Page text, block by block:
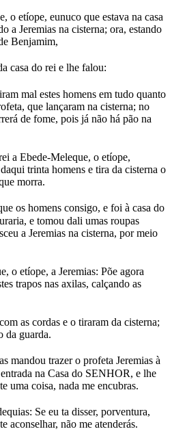
o etíope, eunuco que estava na casa
a Jeremias na cisterna; ora, estando
Benjamim,
casa do rei e lhe falou:
mal estes homens em tudo quanto
que lançaram na cisterna; no
de fome, pois já não há pão na
a Ebede-Meleque, o etíope,
trinta homens e tira da cisterna o
morra.
os homens consigo, e foi à casa do
e tomou dali umas roupas
a Jeremias na cisterna, por meio
o etíope, a Jeremias: Põe agora
trapos nas axilas, calçando as
as cordas e o tiraram da cisterna;
da guarda.
mandou trazer o profeta Jeremias à
na Casa do SENHOR, e lhe
uma coisa, nada me encubras.
Se eu ta disser, porventura,
aconselhar, não me atenderás.